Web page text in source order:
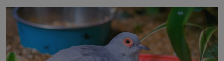
jednoduchost, měkkost a bezpečí, proto by pokoj
miminka měl působit především klidně a útulně.
Předškolní věk je